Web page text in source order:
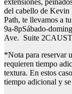
extensiones,
del cabello de Kevin
Path, te llevamos a
9a-8pSábado-
Ave. Suite
*Nota para reservar
requieren tiempo
textura. En estos
tiempo adicional y